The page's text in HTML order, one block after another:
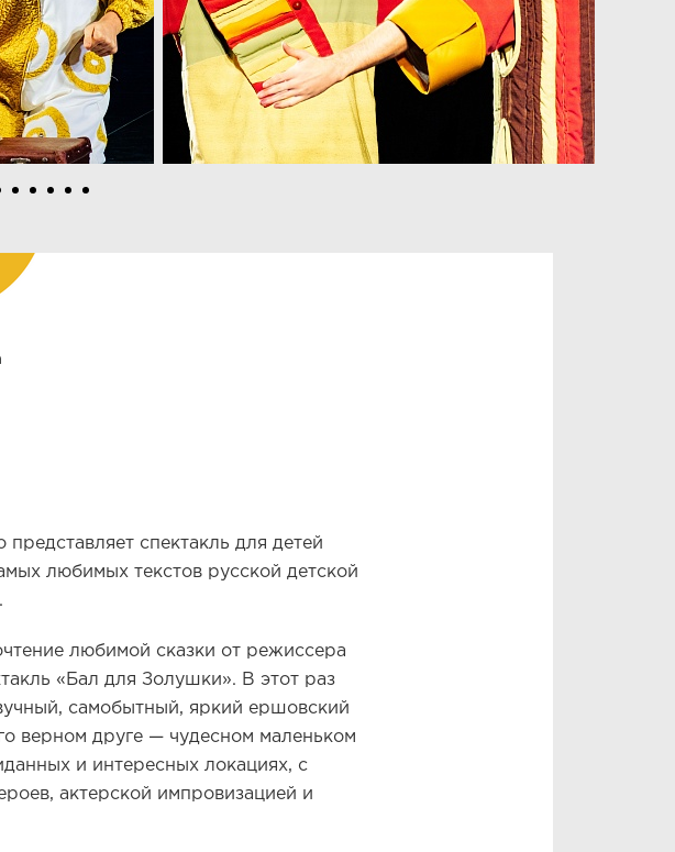
спектакль для детей
любимых текстов русской детской
любимой сказки от режиссера
«Бал для Золушки». В этот раз
самобытный, яркий ершовский
верном друге — чудесном маленьком
и интересных локациях, с
актерской импровизацией и